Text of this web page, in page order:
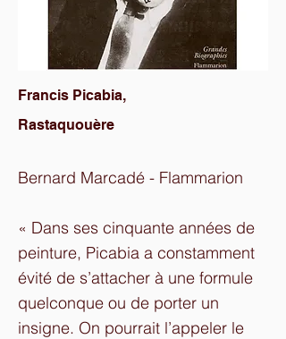
Francis Picabia,
Rastaquouère
Bernard Marcadé - Flammarion
« Dans ses cinquante années de
peinture, Picabia a constamment
évité de s’attacher à une formule
quelconque ou de porter un
insigne. On pourrait l’appeler le